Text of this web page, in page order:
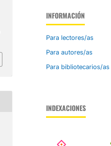
INFORMACIÓN
Para lectores/as
Para autores/as
Para bibliotecarios/as
INDEXACIONES